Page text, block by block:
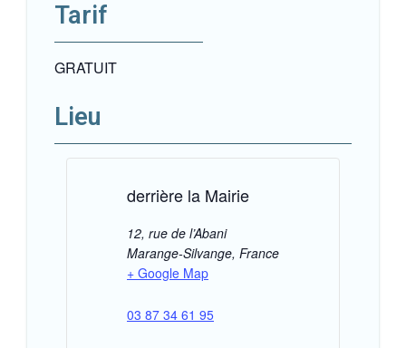
Tarif
GRATUIT
Lieu
derrière la Mairie
12, rue de l’Abani
Marange-Silvange, France
+ Google Map
03 87 34 61 95